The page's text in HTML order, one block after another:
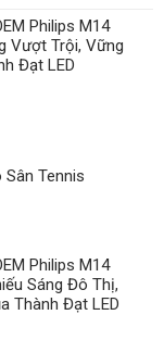
Philips M14
Vượt Trội, Vững
Đạt LED
Tennis
Philips M14
Sáng Đô Thị,
Thành Đạt LED